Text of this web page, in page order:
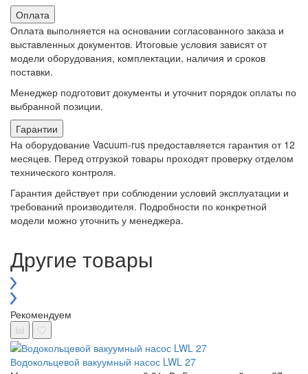
Оплата
Оплата выполняется на основании согласованного заказа и
выставленных документов. Итоговые условия зависят от
модели оборудования, комплектации, наличия и сроков
поставки.
Менеджер подготовит документы и уточнит порядок оплаты по
выбранной позиции.
Гарантии
На оборудование Vacuum-rus предоставляется гарантия от 12
месяцев. Перед отгрузкой товары проходят проверку отделом
технического контроля.
Гарантия действует при соблюдении условий эксплуатации и
требований производителя. Подробности по конкретной
модели можно уточнить у менеджера.
Другие товары
Рекомендуем
Водокольцевой вакуумный насос LWL 27